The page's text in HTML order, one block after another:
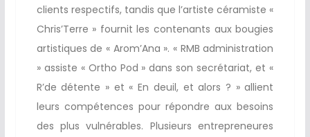
clients respectifs, tandis que l’artiste céramiste «
Chris’Terre » fournit les contenants aux bougies
artistiques de « Arom’Ana ». « RMB administration
» assiste « Ortho Pod » dans son secrétariat, et «
R’de détente » et « En deuil, et alors ? » allient
leurs compétences pour répondre aux besoins
des plus vulnérables. Plusieurs entrepreneures